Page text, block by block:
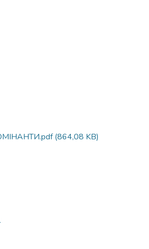
(864,08 KB)